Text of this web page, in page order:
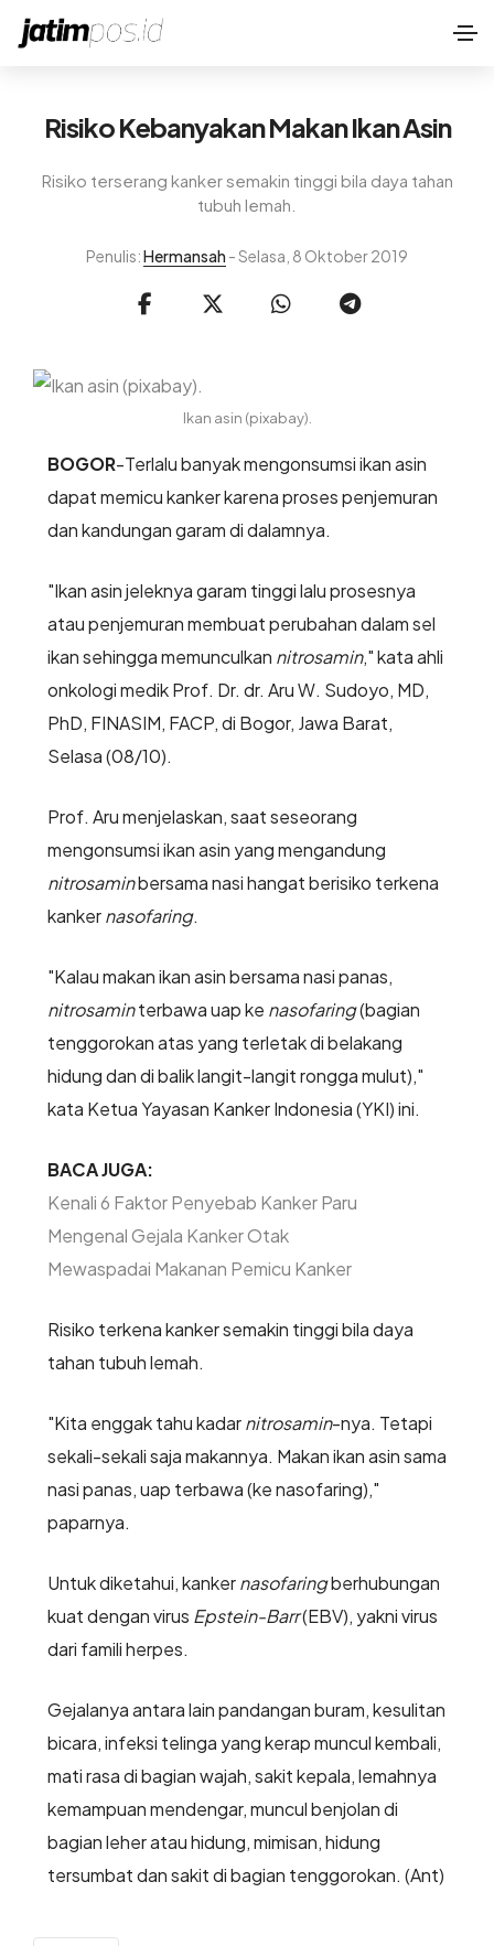
Risiko Kebanyakan Makan Ikan Asin
Risiko terserang kanker semakin tinggi bila daya tahan
tubuh lemah.
Penulis:Hermansah - Selasa, 8 Oktober 2019
Ikan asin (pixabay).
BOGOR-Terlalu banyak mengonsumsi ikan asin
dapat memicu kanker karena proses penjemuran
dan kandungan garam di dalamnya.
"Ikan asin jeleknya garam tinggi lalu prosesnya
atau penjemuran membuat perubahan dalam sel
ikan sehingga memunculkan nitrosamin," kata ahli
onkologi medik Prof. Dr. dr. Aru W. Sudoyo, MD,
PhD, FINASIM, FACP, di Bogor, Jawa Barat,
Selasa (08/10).
Prof. Aru menjelaskan, saat seseorang
mengonsumsi ikan asin yang mengandung
nitrosaminbersama nasi hangat berisiko terkena
kankernasofaring.
"Kalau makan ikan asin bersama nasi panas,
nitrosaminterbawa uap ke nasofaring(bagian
tenggorokan atas yang terletak di belakang
hidung dan di balik langit-langit rongga mulut),"
kata Ketua Yayasan Kanker Indonesia (YKI) ini.
BACA JUGA:
Kenali 6 Faktor Penyebab Kanker Paru
Mengenal Gejala Kanker Otak
Mewaspadai Makanan Pemicu Kanker
Risiko terkena kanker semakin tinggi bila daya
tahan tubuh lemah.
"Kita enggak tahu kadarnitrosamin-nya. Tetapi
sekali-sekali saja makannya. Makan ikan asin sama
nasi panas, uap terbawa (ke nasofaring),"
paparnya.
Untuk diketahui, kankernasofaringberhubungan
kuat dengan virus Epstein-Barr(EBV), yakni virus
dari famili herpes.
Gejalanya antara lain pandangan buram, kesulitan
bicara, infeksi telinga yang kerap muncul kembali,
mati rasa di bagian wajah, sakit kepala, lemahnya
kemampuan mendengar, muncul benjolan di
bagian leher atau hidung, mimisan, hidung
tersumbat dan sakit di bagian tenggorokan. (Ant)